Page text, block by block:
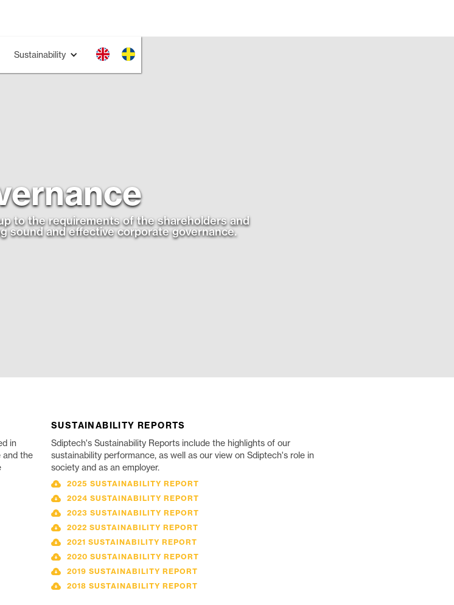
Sustainability
to the requirements of the shareholders and
sound and effective corporate governance.
in
and the
SUSTAINABILITY REPORTS
Sdiptech's Sustainability Reports include the highlights of our
sustainability performance, as well as our view on Sdiptech's role in
society and as an employer.
2025 SUSTAINABILITY REPORT
2024 SUSTAINABILITY REPORT
2023 SUSTAINABILITY REPORT
2022 SUSTAINABILITY REPORT
2021 SUSTAINABILITY REPORT
2020 SUSTAINABILITY REPORT
2019 SUSTAINABILITY REPORT
2018 SUSTAINABILITY REPORT